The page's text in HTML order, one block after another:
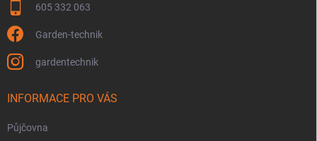
605 332 063
Garden-technik
gardentechnik
INFORMACE PRO VÁS
Půjčovna